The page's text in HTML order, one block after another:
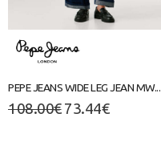
PEPE JEANS WIDE LEG JEAN MW...
108.00€ 73.44€